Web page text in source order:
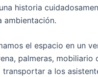
historia
ambientación.
el espacio en un
palmeras, mobiliario
a los